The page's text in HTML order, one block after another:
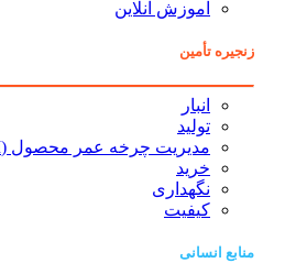
آموزش آنلاین
زنجیره تأمین
انبار
تولید
مدیریت چرخه عمر محصول (PLM)
خرید
نگهداری
کیفیت
منابع انسانی